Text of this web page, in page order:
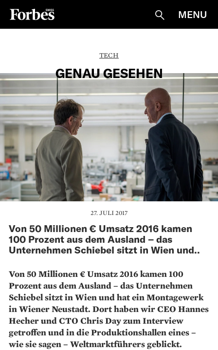
Suche
MENU
TECH
GENAU GESEHEN
27. JULI 2017
Von 50 Millionen € Umsatz 2016 kamen
100 Prozent aus dem Ausland – das
Unternehmen Schiebel sitzt in Wien und..
Von 50 Millionen € Umsatz 2016 kamen 100
Prozent aus dem Ausland – das Unternehmen
Schiebel sitzt in Wien und hat ein Montagewerk
in Wiener Neustadt. Dort haben wir CEO Hannes
Hecher und CTO Chris Day zum Interview
getroffen und in die Produktionshallen eines –
wie sie sagen – Weltmarktführers geblickt.